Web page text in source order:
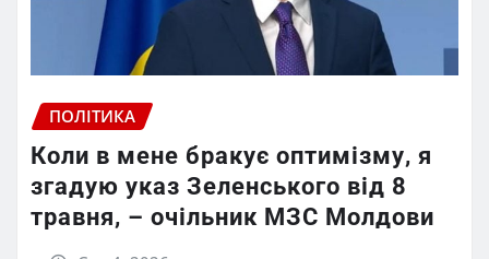
ПОЛІТИКА
Коли в мене бракує оптимізму, я
згадую указ Зеленського від 8
травня, – очільник МЗС Молдови